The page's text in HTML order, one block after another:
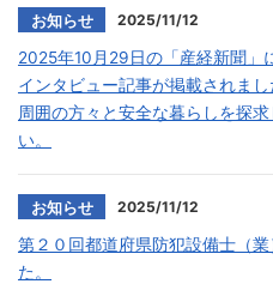
2025/11/12
お知らせ
2025年10月29日の「産経新聞
インタビュー記事が掲載されま
周囲の方々と安全な暮らしを探
い。
2025/11/12
お知らせ
第２０回都道府県防犯設備士（
た。